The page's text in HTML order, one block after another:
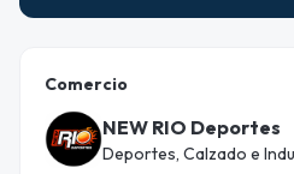
Comercio
NEW RIO Deportes
Deportes, Calzado e